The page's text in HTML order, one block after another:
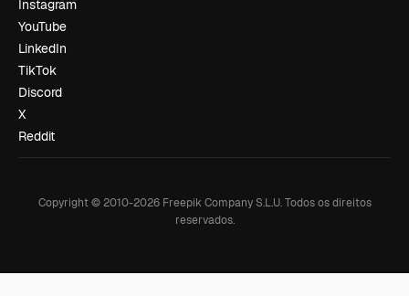
Instagram
YouTube
LinkedIn
TikTok
Discord
X
Reddit
Copyright © 2010-2026Freepik Company S.L.U. Todos os direitos
reservados.